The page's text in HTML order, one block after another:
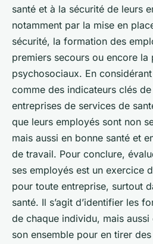
santé et à la sécurité de leurs
notamment par la mise en
sécurité, la formation des
premiers secours ou encore la
psychosociaux. En
comme des indicateurs clés
entreprises de services de
que leurs employés sont non
mais aussi en bonne santé et
de travail. Pour conclure,
ses employés est un exercice
pour toute entreprise, surtout
santé. Il s’agit d’identifier les
de chaque individu, mais aussi
son ensemble pour en tirer